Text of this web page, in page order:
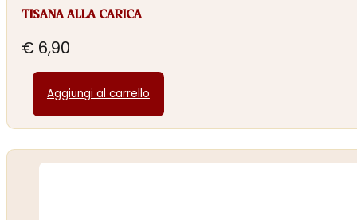
TISANA ALLA CARICA
€ 6,90
Aggiungi al carrello